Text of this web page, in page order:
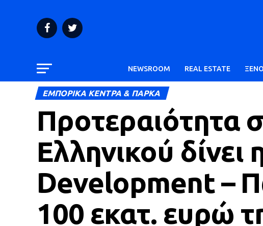
NEWSROOM REAL ESTATE
ΕΜΠΟΡΙΚΑ ΚΕΝΤΡΑ & ΠΑΡΚΑ
Προτεραιότητα
Ελληνικού δίνει
Development –
100 εκατ. ευρώ